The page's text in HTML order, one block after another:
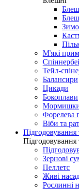
М'які
Тейл-
Балансири
Цикади
Бокоплави
Форелева
Віби та
Зернові
Пеллетс
Живі
Рослинні